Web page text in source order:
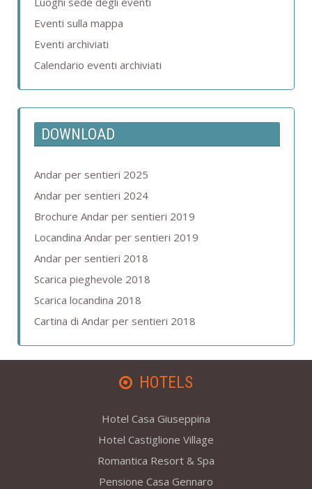
Eventi sulla mappa
Eventi archiviati
Calendario eventi archiviati
DOWNLOAD
Andar per sentieri 2025
Andar per sentieri 2024
Brochure Andar per sentieri 2019
Locandina Andar per sentieri 2019
Andar per sentieri 2018
Scarica pieghevole 2018
Scarica locandina 2018
Cartina di Andar per sentieri 2018
HOTELS
Hotel Casa Giuseppina
Hotel Castiglione Village
Romantica Resort & Spa
Pensione Casa Gennaro